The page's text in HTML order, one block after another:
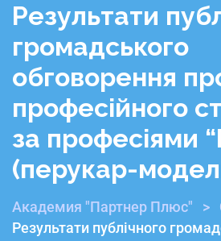
Результати
громадського
обговорення
професійного
за професіями
(перукар-
Академия "Партнер Плюс" >
Результати публічного